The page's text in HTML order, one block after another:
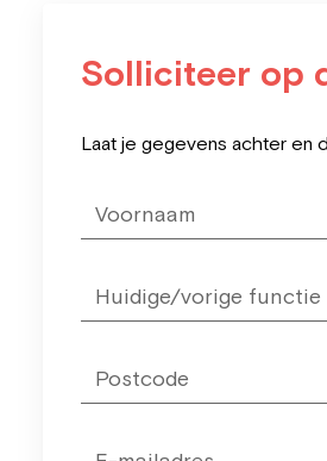
Solliciteer op
blank
Laat je gegevens achter en